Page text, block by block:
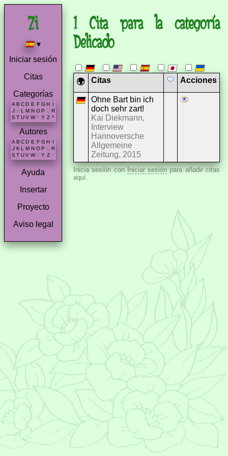
▾
Iniciar sesión
Citas
Categorías
A B C D E F G H I
J K L M N O P Q R
S T U V W X Y Z *
Autores
A B C D E F G H
J K L M N O P Q R
S T U V W X Y Z *
Ayuda
Insertar
Proyecto
Aviso legal
1 Cita para la categoría
Delicado
🌍 Citas Acciones
Ohne Bart bin ich
doch sehr zart!
Kai Diekmann,
Interview
Hannoversche
Allgemeine
Zeitung, 2015
Inicia sesión conIniciar sesiónpara añadir citas
aquí.